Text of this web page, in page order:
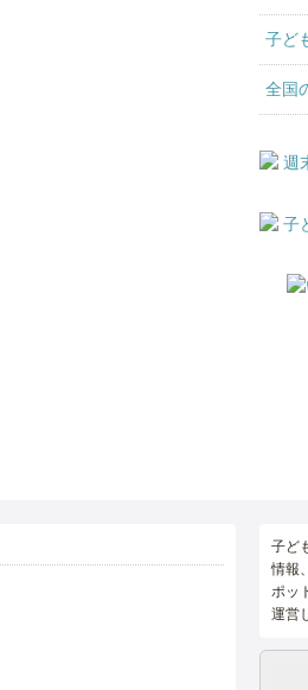
子ど
全国
子ど
情報
ポッ
運営